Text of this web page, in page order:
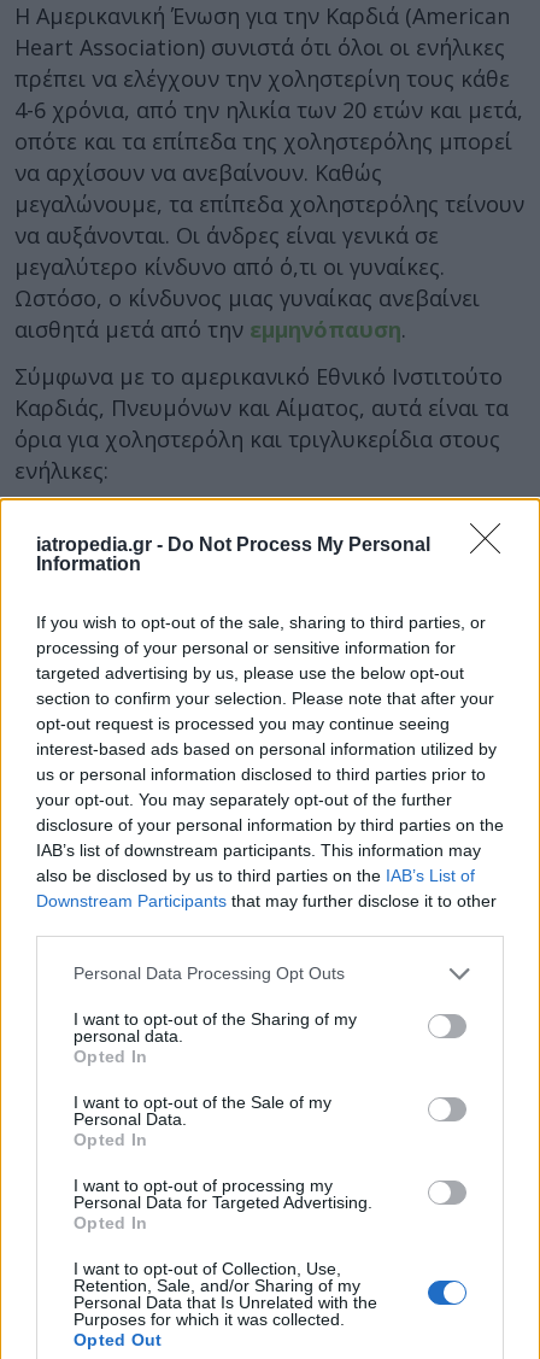
iatropedia.gr - Do Not Process My Personal
Information
If you wish to opt-out of the sale, sharing to third parties, or
processing of your personal or sensitive information for
targeted advertising by us, please use the below opt-out
section to confirm your selection. Please note that after your
opt-out request is processed you may continue seeing
interest-based ads based on personal information utilized by
us or personal information disclosed to third parties prior to
your opt-out. You may separately opt-out of the further
disclosure of your personal information by third parties on the
IAB’s list of downstream participants. This information may
also be disclosed by us to third parties on the IAB’s List of
Downstream Participants that may further disclose it to other
Personal Data Processing Opt Outs
I want to opt-out of the Sharing of my
personal data.
Opted In
I want to opt-out of the Sale of my
Personal Data.
Opted In
I want to opt-out of processing my
Personal Data for Targeted Advertising.
Opted In
I want to opt-out of Collection, Use,
Retention, Sale, and/or Sharing of my
Personal Data that Is Unrelated with the
Purposes for which it was collected.
Opted Out
Η Αμερικανική Ένωση για την Καρδιά (American
Heart Association) συνιστά ότι όλοι οι ενήλικες
πρέπει να ελέγχουν την χοληστερίνη τους κάθε
4-6 χρόνια, από την ηλικία των 20 ετών και μετά,
οπότε και τα επίπεδα της χοληστερόλης μπορεί
να αρχίσουν να ανεβαίνουν. Καθώς
μεγαλώνουμε, τα επίπεδα χοληστερόλης τείνουν
να αυξάνονται. Οι άνδρες είναι γενικά σε
μεγαλύτερο κίνδυνο από ό,τι οι γυναίκες.
Ωστόσο, ο κίνδυνος μιας γυναίκας ανεβαίνει
αισθητά μετά από την εμμηνόπαυση.
Σύμφωνα με το αμερικανικό Εθνικό Ινστιτούτο
Καρδιάς, Πνευμόνων και Αίματος, αυτά είναι τα
όρια για χοληστερόλη και τριγλυκερίδια στους
ενήλικες:
Καλό επίπεδο:
Υψηλή:240 mg / dL ή υψηλότερο
LDL χοληστερόλη (κακή)
Καλό επίπεδο:100 mg / dL ή χαμηλότερα
Οριακά:130-159 mg / dL
Υψηλή:160 mg / dL ή υψηλότερο
HDL χοληστερόλη (καλή)
Καλό επίπεδο:40 mg / dL ή υψηλότερο
Χαμηλή:40 mg / dL ή χαμηλότερα
Υψηλή:άνευ ορίου
Τριγλυκερίδια
Χαμηλό επίπεδο:
Καλό επίπεδο:149 mg / dL ή χαμηλότερα
Οριακά:150-199 mg / dL
http://www.healthline.com
Τριγλυκερίδια: Πλήρες μενού ημέρας για να
τα ρίξετε